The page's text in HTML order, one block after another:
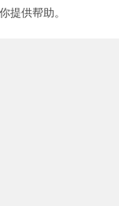
提供帮助。